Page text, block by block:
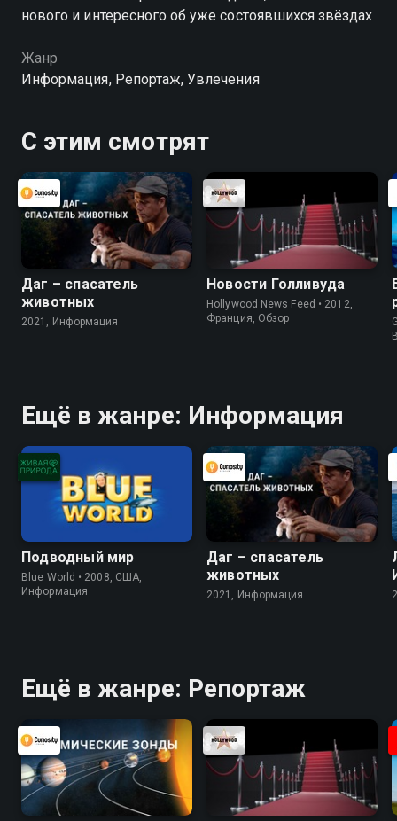
нового и интересного об уже состоявшихся звёздах
Жанр
Информация, Репортаж, Увлечения
С этим смотрят
Даг – спасатель
животных
2021, Информация
Новости Голливуда
Hollywood News Feed • 2012,
Франция, Обзор
Ещё в жанре: Информация
Подводный мир
Blue World • 2008, США,
Информация
Даг – спасатель
животных
2021, Информация
Ещё в жанре: Репортаж